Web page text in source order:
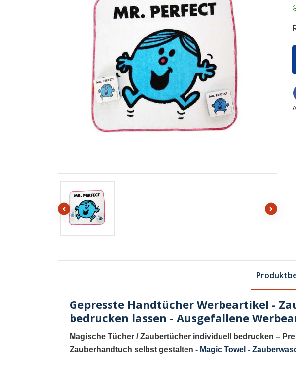
Gepresste Handtücher Werbeartikel -
bedrucken lassen - Ausgefallene
Magische Tücher /Zaubertücher individuell bedrucken –
Zauberhandtuch selbst gestalten - Magic Towel -